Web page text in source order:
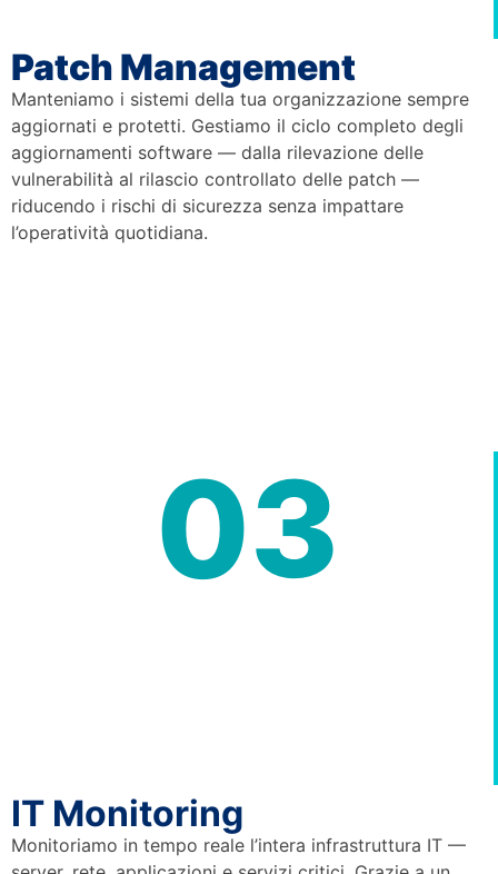
Patch Management
Manteniamo i sistemi della tua organizzazione sempre
aggiornati e protetti. Gestiamo il ciclo completo degli
aggiornamenti software — dalla rilevazione delle
vulnerabilità al rilascio controllato delle patch —
riducendo i rischi di sicurezza senza impattare
l’operatività quotidiana.
03
IT Monitoring
Monitoriamo in tempo reale l’intera infrastruttura IT —